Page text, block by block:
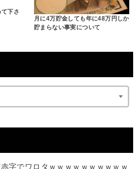
下さ
月に4万貯金しても年に48万円しか
貯まらない事実について
字でワロタｗｗｗｗｗｗｗｗｗｗ